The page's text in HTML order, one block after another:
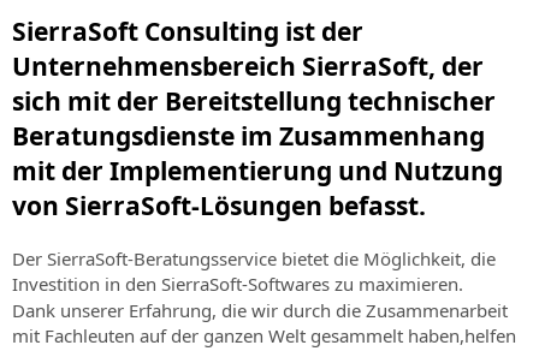
des
Building
Information
Modeling
auf
Vermessungen
und
Infrastrukturplanungen
im
Bauwesen
SierraSoft
Infra
Design
Studio
BIM-
Software
Eisenbahn-,
Straßen-
und
Hydraulikplanung
für
die
Informationsmodellierung
SierraSoft
Exchange
Software-
für
den
Informationsaustausch
Software-
Plattform
für
Vermessung,
Infrastrukturplanung
Bauwesen
SierraSoft
Video
über
BIM
für
Vermessung,
Planung
und
von
Infrastrukturprojekten
Überblick
Überblick
über
angebotenen
Dienstleistungen
Subscription
des
Abonnements
Aktivierungscodes
UNTERNEHMEN
Überblick
Wer
sind
wir
Informationen
SierraSoft
Kontakte
Adressen,
SOCIAL
LinkedIn
Facebook
X
Twitter)
Instagram
NEWSLETTER
Für
den
registrieren
Bleiben
Sie
über
E-
COMMERCE
SierraSoft
B2B
Store
SierraSoft-
SPRACHE
Italiano
English
SierraSoft Consulting ist der
Unternehmensbereich SierraSoft, der
sich mit der Bereitstellung technischer
Beratungsdienste im Zusammenhang
mit der Implementierung und Nutzung
von SierraSoft-Lösungen befasst.
Der SierraSoft-Beratungsservice bietet die Möglichkeit, die
Investition in den SierraSoft-Softwares zu maximieren.
Dank unserer Erfahrung, die wir durch die Zusammenarbeit
mit Fachleuten auf der ganzen Welt gesammelt haben,helfen